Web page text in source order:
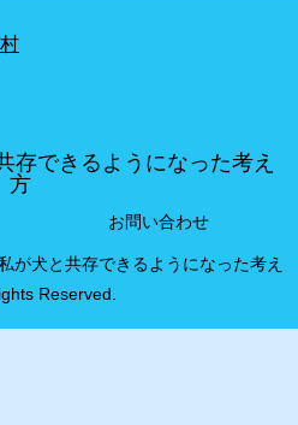
存できるようになった考え
方
お問い合わせ
が犬と共存できるようになった考え
Reserved.